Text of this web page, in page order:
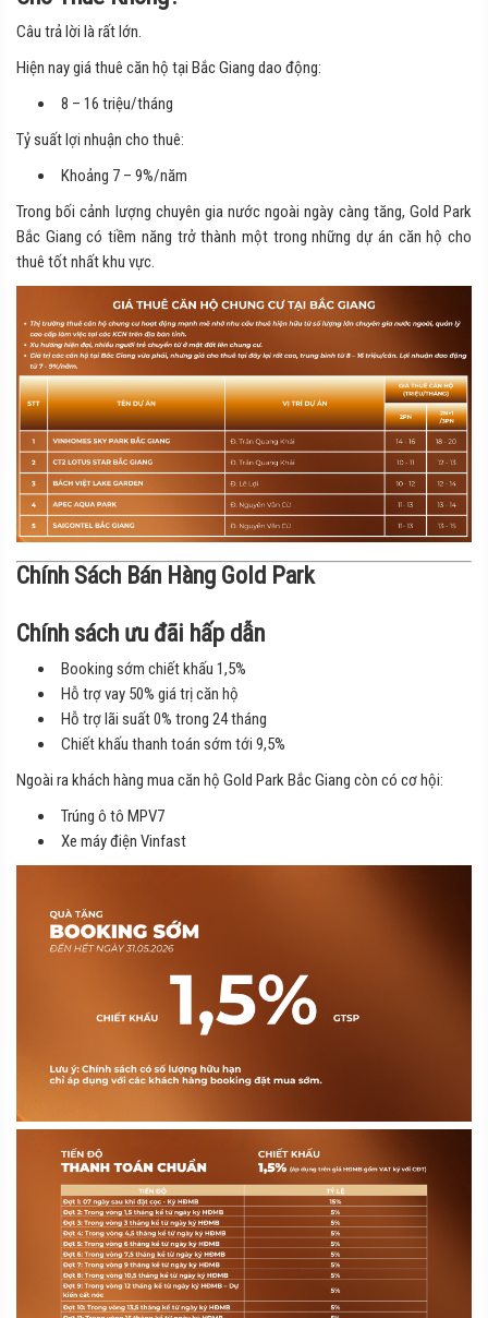
Câu trả lời là rất lớn.
Hiện nay giá thuê căn hộ tại Bắc Giang dao động:
8 – 16 triệu/tháng
Tỷ suất lợi nhuận cho thuê:
Khoảng 7 – 9%/năm
Trong bối cảnh lượng chuyên gia nước ngoài ngày càng tăng, Gold Park
Bắc Giang có tiềm năng trở thành một trong những dự án căn hộ cho
thuê tốt nhất khu vực.
Chính Sách Bán Hàng Gold Park
Chính sách ưu đãi hấp dẫn
Booking sớm chiết khấu 1,5%
Hỗ trợ vay 50% giá trị căn hộ
Hỗ trợ lãi suất 0% trong 24 tháng
Chiết khấu thanh toán sớm tới 9,5%
Ngoài ra khách hàng mua căn hộ Gold Park Bắc Giang còn có cơ hội:
Trúng ô tô MPV7
Xe máy điện Vinfast